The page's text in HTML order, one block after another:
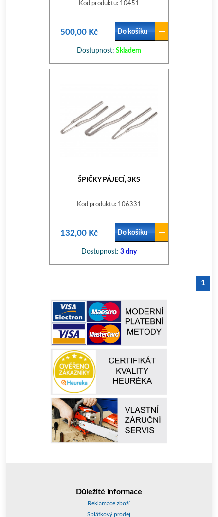
Kod produktu: 10451
500,00 Kč Do košíku
Dostupnost: Skladem
ŠPIČKY PÁJECÍ, 3KS
Kod produktu: 106331
132,00 Kč Do košíku
Dostupnost: 3 dny
1
Důležité informace
Reklamace zboží
Splátkový prodej